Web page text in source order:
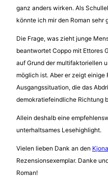
ganz anders wirken. Als
könnte ich mir den Roman sehr
Die Frage, was zieht junge
beantwortet Coppo mit Ettores
auf Grund der multifaktoriellen
möglich ist. Aber er zeigt einige
Ausgangssituation, die das
demokratiefeindliche Richtung
Allein deshalb eine
unterhaltsames Lesehighlight.
Vielen lieben Dank an den
Rezensionsexemplar. Danke
Roman!